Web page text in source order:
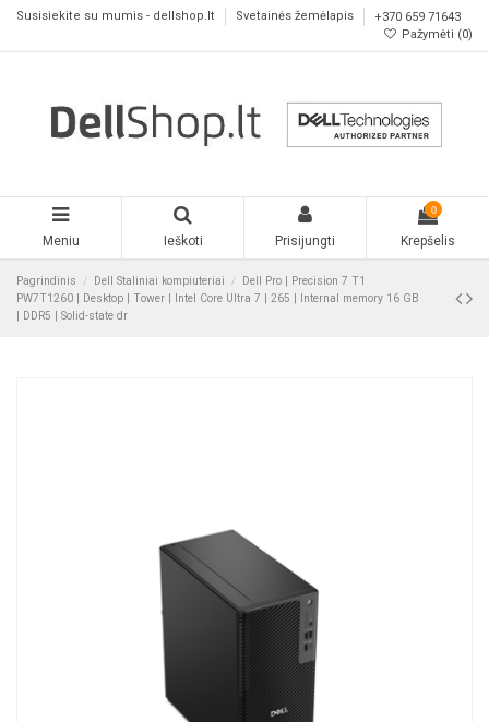
Susisiekite su mumis - dellshop.lt Svetainės žemėlapis
+370 659 71643
Pažymėti (0)
Meniu Ieškoti Prisijungti
0
Krepšelis
Pagrindinis Dell Staliniai kompiuteriai
Dell Pro | Precision 7 T1
PW7T1260 | Desktop | Tower | Intel Core Ultra 7 | 265 | Internal memory 16 GB
| DDR5 | Solid-state dr